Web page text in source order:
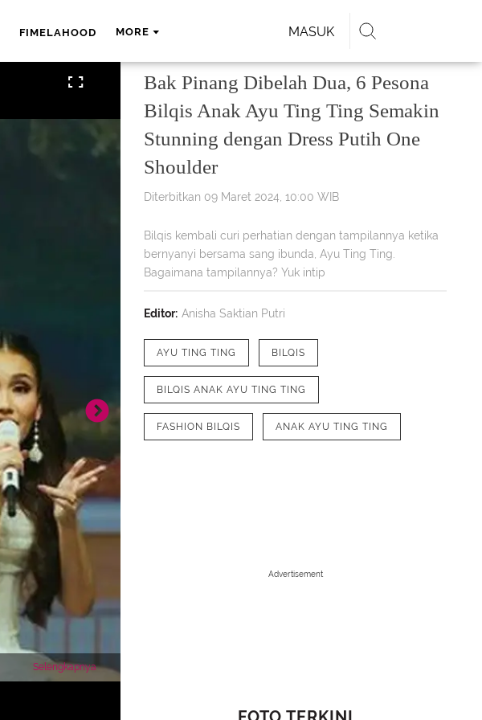
FIMELAHOOD MORE MASUK
Selengkapnya
Bak Pinang Dibelah Dua, 6 Pesona
Bilqis Anak Ayu Ting Ting Semakin
Stunning dengan Dress Putih One
Shoulder
Diterbitkan 09 Maret 2024, 10:00 WIB
Bilqis kembali curi perhatian dengan tampilannya ketika
bernyanyi bersama sang ibunda, Ayu Ting Ting.
Bagaimana tampilannya? Yuk intip
Editor: Anisha Saktian Putri
AYU TING TING BILQIS
BILQIS ANAK AYU TING TING
FASHION BILQIS ANAK AYU TING TING
Advertisement